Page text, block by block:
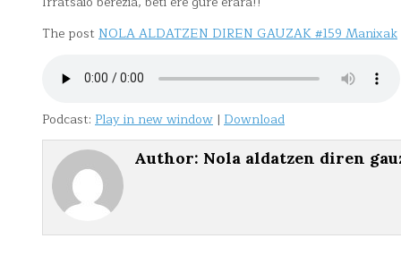
The postNOLA ALDATZEN DIREN GAUZAK #159 Manixak
Podcast: Play in new window | Download
Author: Nola aldatzen diren